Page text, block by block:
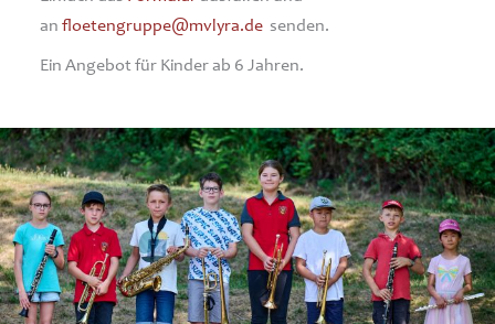
an floetengruppe@mvlyra.de senden.
Ein Angebot für Kinder ab 6 Jahren.